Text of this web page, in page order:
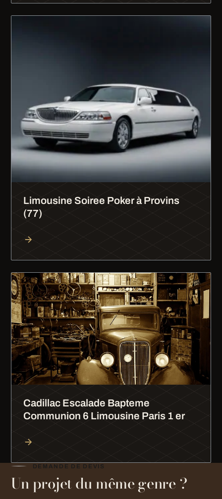
Limousine Soiree Poker à Provins
(77)
Cadillac Escalade Bapteme
Communion 6 Limousine Paris 1 er
DEMANDE DE DEVIS
Un projet du même genre ?